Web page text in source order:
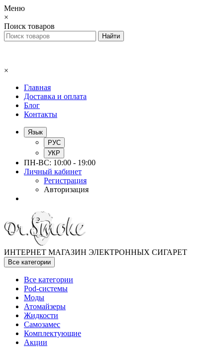
Меню
×
Поиск товаров
×
Главная
Доставка и оплата
Блог
Контакты
Язык
РУС
УКР
ПН-ВС: 10:00 - 19:00
Личный кабинет
Регистрация
Авторизация
ИНТЕРНЕТ МАГАЗИН ЭЛЕКТРОННЫХ СИГАРЕТ
Все категории
Все категории
Pod-системы
Моды
Атомайзеры
Жидкости
Самозамес
Комплектующие
Акции